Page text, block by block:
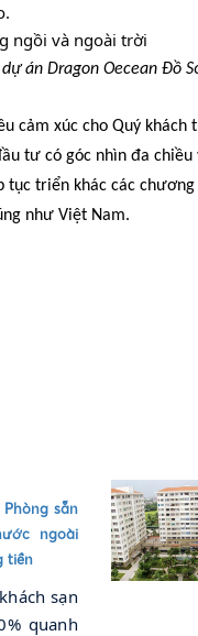
án Dragon Oecean Đồ
cảm xúc cho Quý khách
tư có góc nhìn đa
tục triển khác các
như Việt Nam.
Phòng sẵn
ngoài
tiền
sạn
quanh